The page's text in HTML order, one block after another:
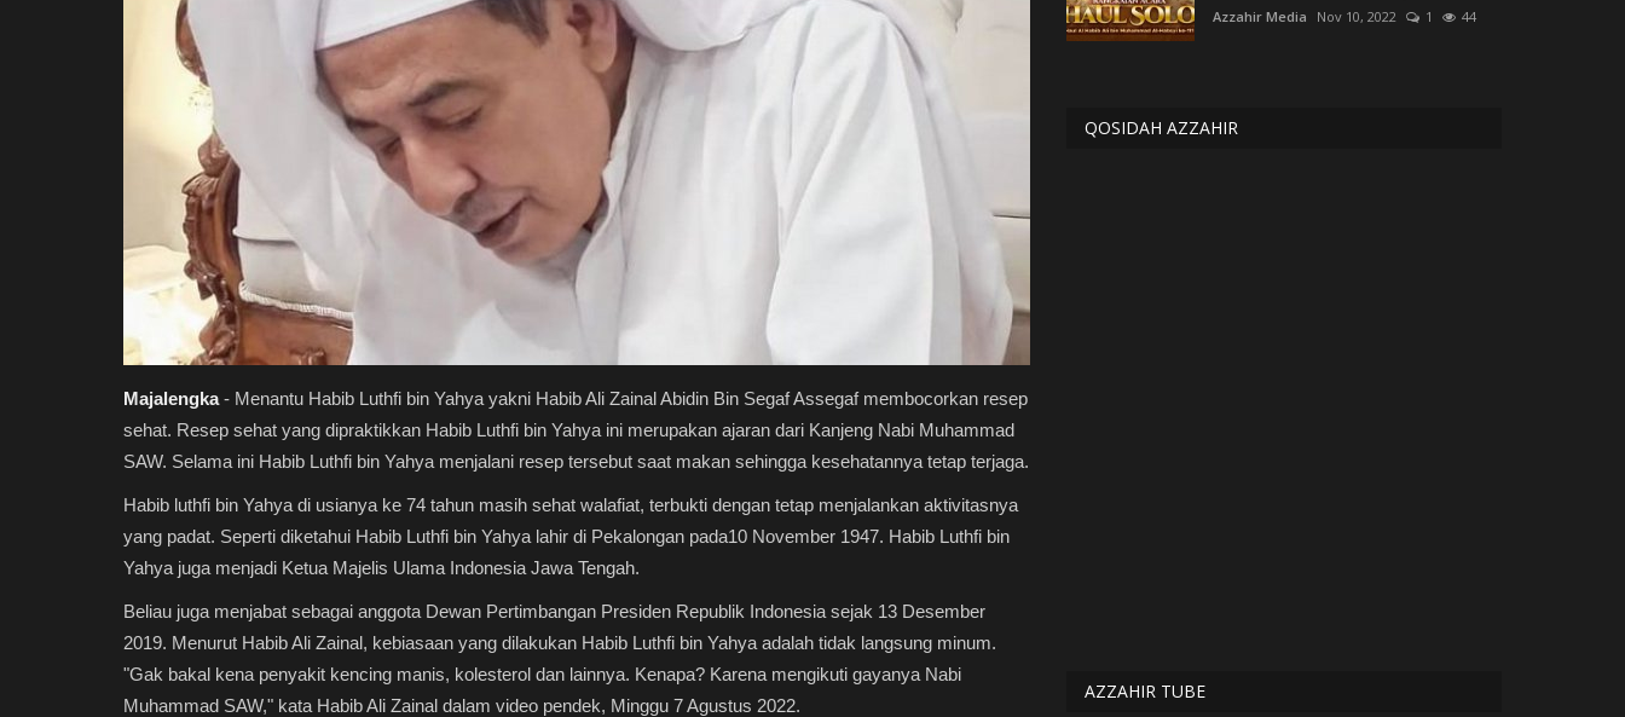
Majalengka- Menantu Habib Luthfi bin Yahya yakni Habib Ali Zainal Abidin Bin Segaf Assegaf membocorkan resep
sehat. Resep sehat yang dipraktikkan Habib Luthfi bin Yahya ini merupakan ajaran dari Kanjeng Nabi Muhammad
SAW. Selama ini Habib Luthfi bin Yahya menjalani resep tersebut saat makan sehingga kesehatannya tetap terjaga.
Habib luthfi bin Yahya di usianya ke 74 tahun masih sehat walafiat, terbukti dengan tetap menjalankan aktivitasnya
yang padat. Seperti diketahui Habib Luthfi bin Yahya lahir di Pekalongan pada10 November 1947. Habib Luthfi bin
Yahya juga menjadi Ketua Majelis Ulama Indonesia Jawa Tengah.
Beliau juga menjabat sebagai anggota Dewan Pertimbangan Presiden Republik Indonesia sejak 13 Desember
2019. Menurut Habib Ali Zainal, kebiasaan yang dilakukan Habib Luthfi bin Yahya adalah tidak langsung minum.
"Gak bakal kena penyakit kencing manis, kolesterol dan lainnya. Kenapa? Karena mengikuti gayanya Nabi
Muhammad SAW," kata Habib Ali Zainal dalam video pendek, Minggu 7 Agustus 2022.
Azzahir Media Nov 10, 2022 1 44
QOSIDAH AZZAHIR
AZZAHIR TUBE